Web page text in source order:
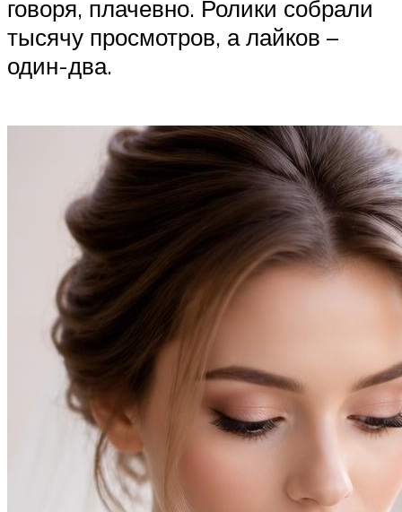
говоря, плачевно. Ролики собрали
тысячу просмотров, а лайков –
один-два.